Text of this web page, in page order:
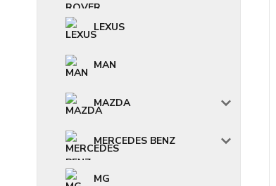
LEXUS
MAN
MAZDA
MERCEDES BENZ
MG